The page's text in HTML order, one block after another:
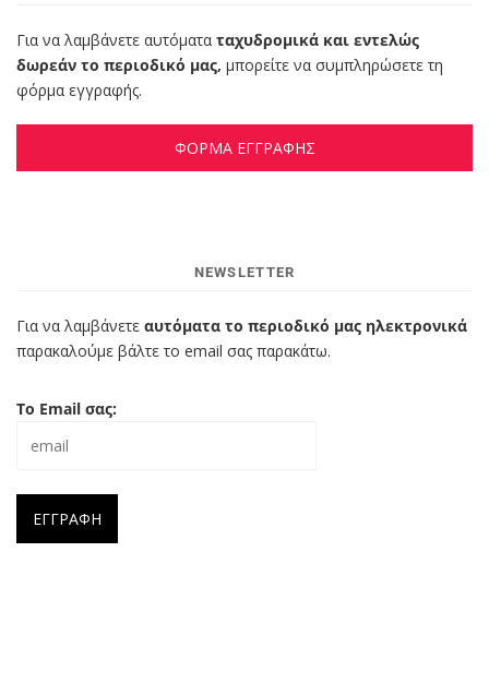
Για να λαμβάνετε αυτόματα ταχυδρομικά και εντελώς
δωρεάν το περιοδικό μας, μπορείτε να συμπληρώσετε τη
φόρμα εγγραφής.
ΦΟΡΜΑ ΕΓΓΡΑΦΗΣ
NEWSLETTER
Για να λαμβάνετε αυτόματα το περιοδικό μας ηλεκτρονικά
παρακαλούμε βάλτε το email σας παρακάτω.
Το Email σας: